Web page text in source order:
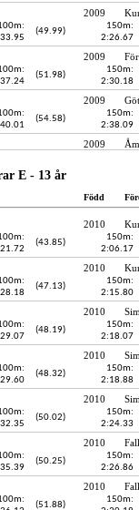
2009
(49.99)
150m:
2:26.67
2009
(51.98)
150m:
2:30.18
2009
(54.58)
150m:
2:38.09
2009
E - 13 år
Född
2010
(43.85)
150m:
2:06.17
2010
(47.13)
150m:
2:15.80
2010
(48.19)
150m:
2:18.07
2010
(48.32)
150m:
2:18.88
2010
(50.02)
150m:
2:24.33
2010
(50.25)
150m:
2:26.86
2010
(51.88)
150m: